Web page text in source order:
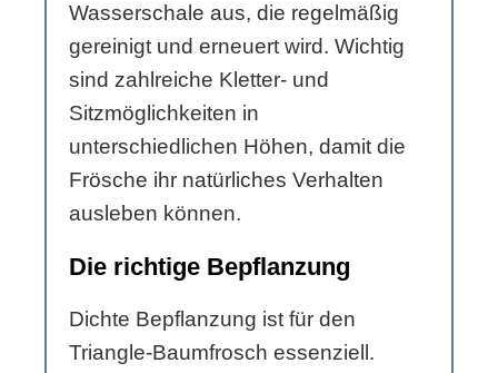
Wasserschale aus, die regelmäßig
gereinigt und erneuert wird. Wichtig
sind zahlreiche Kletter- und
Sitzmöglichkeiten in
unterschiedlichen Höhen, damit die
Frösche ihr natürliches Verhalten
ausleben können.
Die richtige Bepflanzung
Dichte Bepflanzung ist für den
Triangle-Baumfrosch essenziell.